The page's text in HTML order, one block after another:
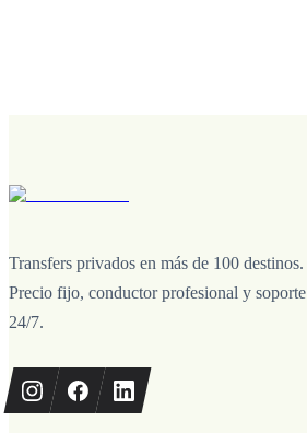
Transfers privados en más de 100 destinos.
Precio fijo, conductor profesional y soporte
24/7.